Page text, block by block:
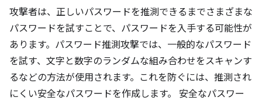
攻撃者は、正しいパスワードを推測できるまでさまざまな
パスワードを試すことで、パスワードを入手する可能性が
あります。パスワード推測攻撃では、一般的なパスワード
を試す、文字と数字のランダムな組み合わせをスキャンす
るなどの方法が使用されます。これを防ぐには、推測され
にくい安全なパスワードを作成します。 安全なパスワー